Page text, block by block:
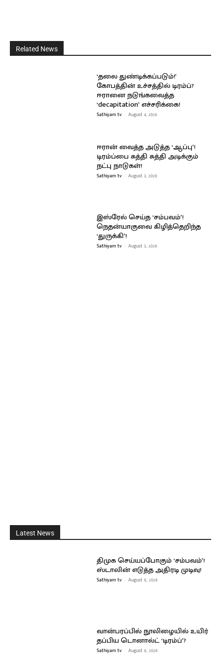
Related News
‘தலை துண்டிக்கப்படும்!’
கோபத்தின் உச்சத்தில் டிரம்ப்?
ஈரானை நடுங்கவைத்த
‘decapitation’ எச்சரிக்கை!
Sathiyam tv - August 4, 2026
ஈரான் வைத்த அடுத்த ‘ஆப்பு’!
டிரம்ப்பை சுத்தி சுத்தி அடிக்கும்
நட்பு நாடுகள்!
Sathiyam tv - August 3, 2026
இஸ்ரேல் செய்த ‘சம்பவம்’!
நெதன்யாகுவை கிழித்தெறிந்த
‘துருக்கி’!
Sathiyam tv - August 3, 2026
Latest News
திமுக செய்யப்போகும் ‘சம்பவம்’!
ஸ்டாலின் எடுத்த அதிரடி முடிவு!
Sathiyam tv - August 6, 2026
வான்பரப்பில் நூலிழையில் உயிர்
தப்பிய டொனால்ட் ‘டிரம்ப்’?
Sathiyam tv - August 6, 2026